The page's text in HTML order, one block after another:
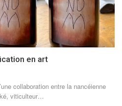
en art
collaboration entre la nancéienne
viticulteur…